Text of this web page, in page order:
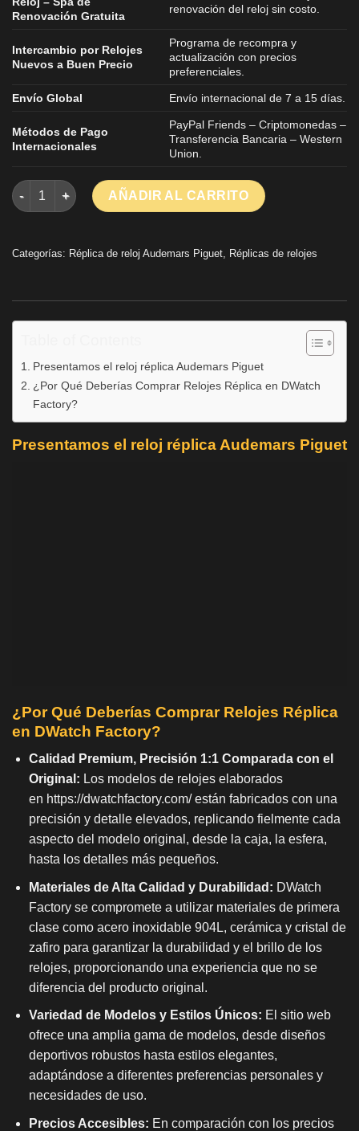
Renovación Gratuita
renovación del reloj sin costo.
Intercambio por Relojes
Nuevos a Buen Precio
Programa de recompra y
actualización con precios
preferenciales.
Envío Global Envío internacional de 7 a 15 días.
Métodos de Pago
Internacionales
PayPal Friends – Criptomonedas –
Transferencia Bancaria – Western
Union.
Audemars Piguet Royal Oak 15510ST 50.a réplica de reloj IP
AÑADIR AL CARRITO
Categorías: Réplica de reloj Audemars Piguet Réplicas de relojes
Presentamos el reloj réplica Audemars Piguet
¿Por Qué Deberías Comprar Relojes Réplica en DWatch
Factory?
Presentamos el reloj réplica Audemars Piguet
¿Por Qué Deberías Comprar Relojes Réplica
en DWatch Factory?
Calidad Premium, Precisión 1:1 Comparada con el
Original: Los modelos de relojes elaborados
en https://dwatchfactory.com/están fabricados con una
precisión y detalle elevados, replicando fielmente cada
aspecto del modelo original, desde la caja, la esfera,
hasta los detalles más pequeños.
Materiales de Alta Calidad y Durabilidad: DWatch
Factory se compromete a utilizar materiales de primera
clase como acero inoxidable 904L, cerámica y cristal de
zafiro para garantizar la durabilidad y el brillo de los
relojes, proporcionando una experiencia que no se
diferencia del producto original.
Variedad de Modelos y Estilos Únicos: El sitio web
ofrece una amplia gama de modelos, desde diseños
deportivos robustos hasta estilos elegantes,
adaptándose a diferentes preferencias personales y
necesidades de uso.
Precios Accesibles: En comparación con los precios